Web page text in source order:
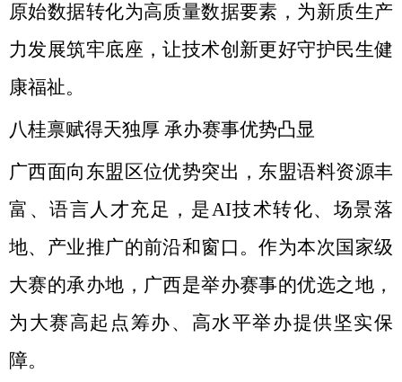
原始数据转化为高质量数据要素，为新质生产
力发展筑牢底座，让技术创新更好守护民生健
康福祉。
八桂禀赋得天独厚 承办赛事优势凸显
广西面向东盟区位优势突出，东盟语料资源丰
富、语言人才充足，是AI技术转化、场景落
地、产业推广的前沿和窗口。作为本次国家级
大赛的承办地，广西是举办赛事的优选之地，
为大赛高起点筹办、高水平举办提供坚实保
障。